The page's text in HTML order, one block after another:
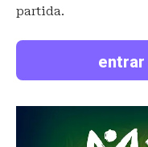
partida.